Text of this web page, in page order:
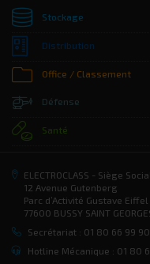
Stockage
Distribution
Office / Classement
Défense
Santé
ELECTROCLASS - Siège Social
12 Avenue Gutenberg
Parc d’Activité Gustave Eiffel
77600 BUSSY SAINT
Secrétariat : 01 80 66 99 90
Hotline Mécanique : 01 80